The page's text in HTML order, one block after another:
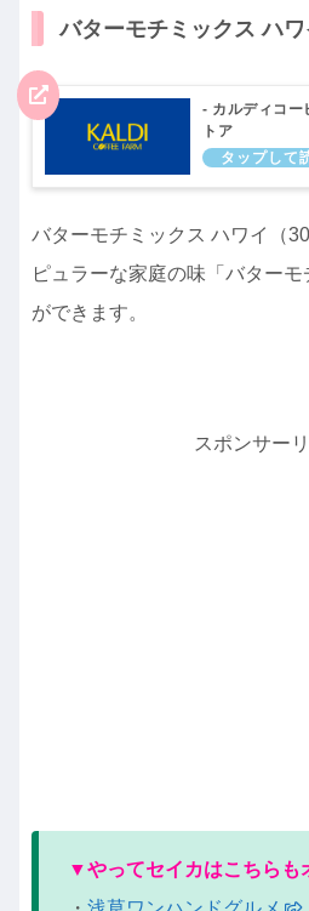
バターモチミックス ハワ
- カルディコー
トア
バターモチミックス ハワイ（
ピュラーな家庭の味「バター
ができます。
スポンサー
▼やってセイカはこちらも